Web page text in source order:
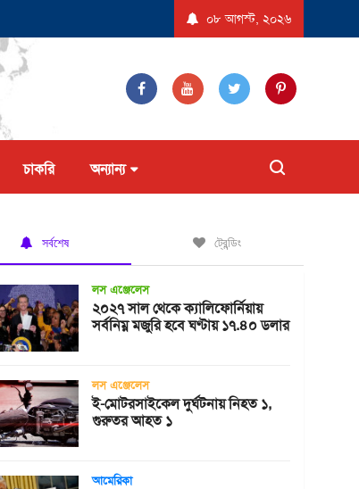
ট্রাম্প প্রশাসন যুক্তরাষ্ট্রে ‘বিস্ফোরণধর্মী ডায়রিয়া’ সৃষ্টিকারী
০৮ আগস্ট, ২০২৬
চাকরি অন্যান্য
সর্বশেষ ট্রেন্ডিং
লস এঞ্জেলেস
২০২৭ সাল থেকে ক্যালিফোর্নিয়ায়
সর্বনিম্ন মজুরি হবে ঘণ্টায় ১৭.৪০ ডলার
লস এঞ্জেলেস
ই-মোটরসাইকেল দুর্ঘটনায় নিহত ১,
গুরুতর আহত ১
আমেরিকা